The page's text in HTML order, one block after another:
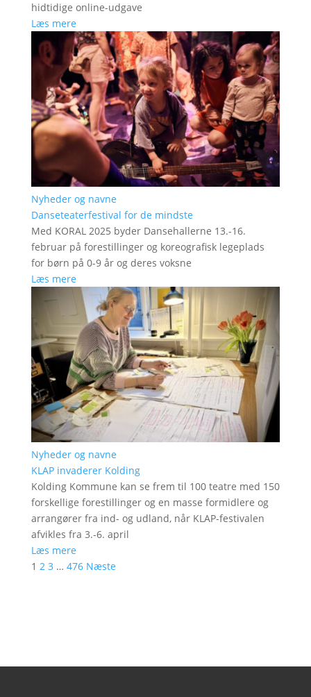
hidtidige online-udgave
Læs mere
Nyheder og navne
Danseteaterfestival for de mindste
Med KORAL 2025 byder Dansehallerne 13.-16.
februar på forestillinger og koreografisk legeplads
for børn på 0-9 år og deres voksne
Læs mere
Nyheder og navne
KLAP invaderer Kolding
Kolding Kommune kan se frem til 100 teatre med 150
forskellige forestillinger og en masse formidlere og
arrangører fra ind- og udland, når KLAP-festivalen
afvikles fra 3.-6. april
Læs mere
1 2 3 … 476 Næste